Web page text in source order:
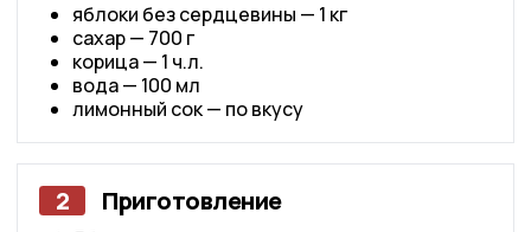
яблоки без сердцевины — 1 кг
сахар — 700 г
корица — 1 ч.л.
вода — 100 мл
лимонный сок — по вкусу
2 Приготовление